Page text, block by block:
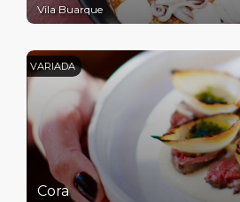
Vila Buarque
VARIADA
Cora